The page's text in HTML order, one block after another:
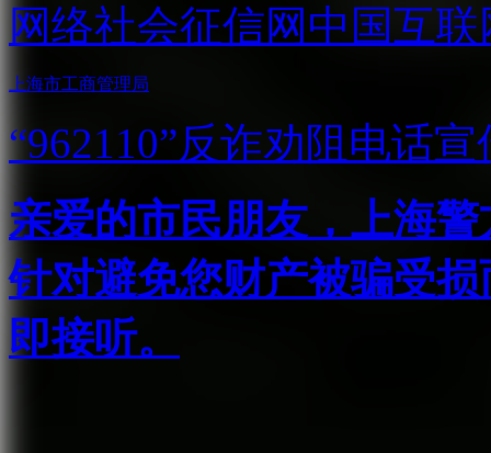
网络社会征信网 中国互
上海市工商管理局
“962110”反诈劝阻电话宣
亲爱的市民朋友，上海
针对避免您财产被骗受
即接听。